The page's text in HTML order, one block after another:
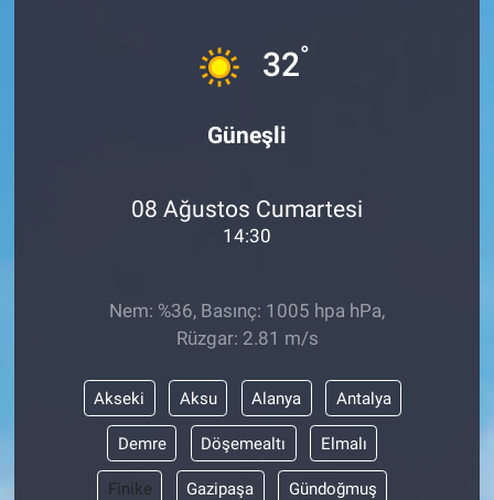
32°
Güneşli
08 Ağustos Cumartesi
14:30
Nem: %36, Basınç: 1005 hpa hPa,
Rüzgar: 2.81 m/s
Akseki Aksu Alanya Antalya
Demre Döşemealtı Elmalı
Finike Gazipaşa Gündoğmuş